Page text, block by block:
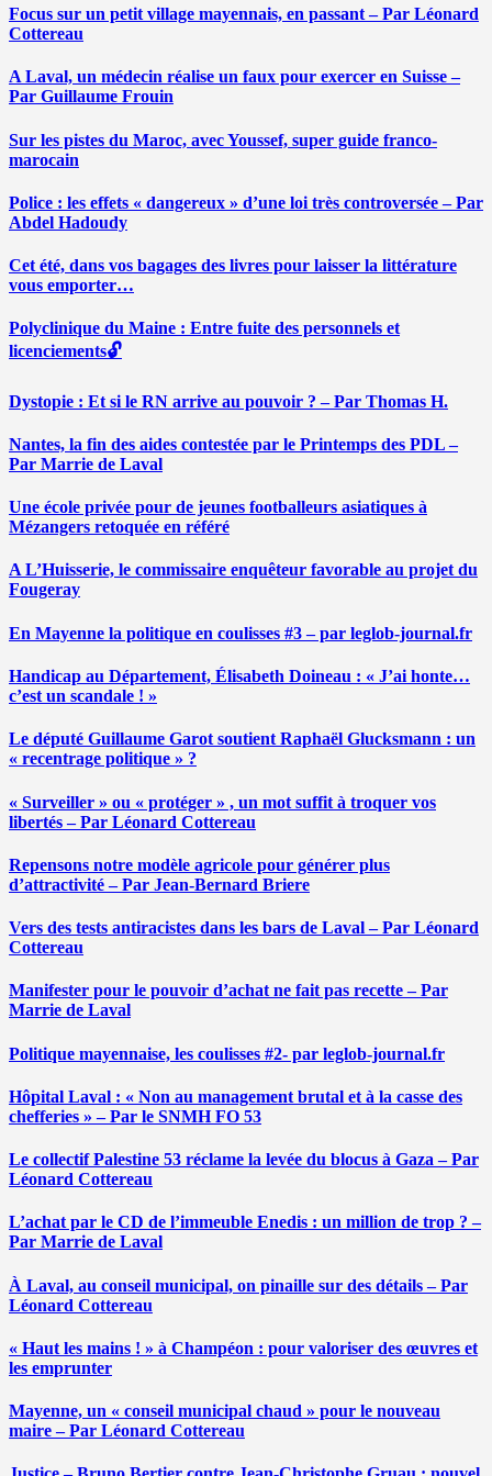
Focus sur un petit village mayennais, en passant – Par Léonard
Cottereau
A Laval, un médecin réalise un faux pour exercer en Suisse –
Par Guillaume Frouin
Sur les pistes du Maroc, avec Youssef, super guide franco-
marocain
Police : les effets « dangereux » d’une loi très controversée – Par
Abdel Hadoudy
Cet été, dans vos bagages des livres pour laisser la littérature
vous emporter…
Polyclinique du Maine : Entre fuite des personnels et
licenciements🔓
Dystopie : Et si le RN arrive au pouvoir ? – Par Thomas H.
Nantes, la fin des aides contestée par le Printemps des PDL –
Par Marrie de Laval
Une école privée pour de jeunes footballeurs asiatiques à
Mézangers retoquée en référé
A L’Huisserie, le commissaire enquêteur favorable au projet du
Fougeray
En Mayenne la politique en coulisses #3 – par leglob-journal.fr
Handicap au Département, Élisabeth Doineau : « J’ai honte…
c’est un scandale ! »
Le député Guillaume Garot soutient Raphaël Glucksmann : un
« recentrage politique » ?
« Surveiller » ou « protéger » , un mot suffit à troquer vos
libertés – Par Léonard Cottereau
Repensons notre modèle agricole pour générer plus
d’attractivité – Par Jean-Bernard Briere
Vers des tests antiracistes dans les bars de Laval – Par Léonard
Cottereau
Manifester pour le pouvoir d’achat ne fait pas recette – Par
Marrie de Laval
Politique mayennaise, les coulisses #2- par leglob-journal.fr
Hôpital Laval : « Non au management brutal et à la casse des
chefferies » – Par le SNMH FO 53
Le collectif Palestine 53 réclame la levée du blocus à Gaza – Par
Léonard Cottereau
L’achat par le CD de l’immeuble Enedis : un million de trop ? –
Par Marrie de Laval
À Laval, au conseil municipal, on pinaille sur des détails – Par
Léonard Cottereau
« Haut les mains ! » à Champéon : pour valoriser des œuvres et
les emprunter
Mayenne, un « conseil municipal chaud » pour le nouveau
maire – Par Léonard Cottereau